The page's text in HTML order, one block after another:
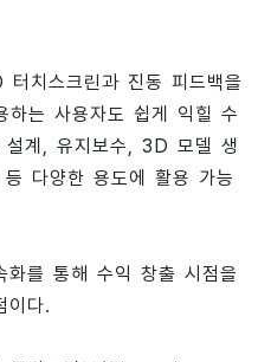
치스크린과 진동 피드백을
하는 사용자도 쉽게 익힐 수
설계, 유지보수, 3D 모델 생
다양한 용도에 활용 가능
를 통해 수익 창출 시점을
이다.